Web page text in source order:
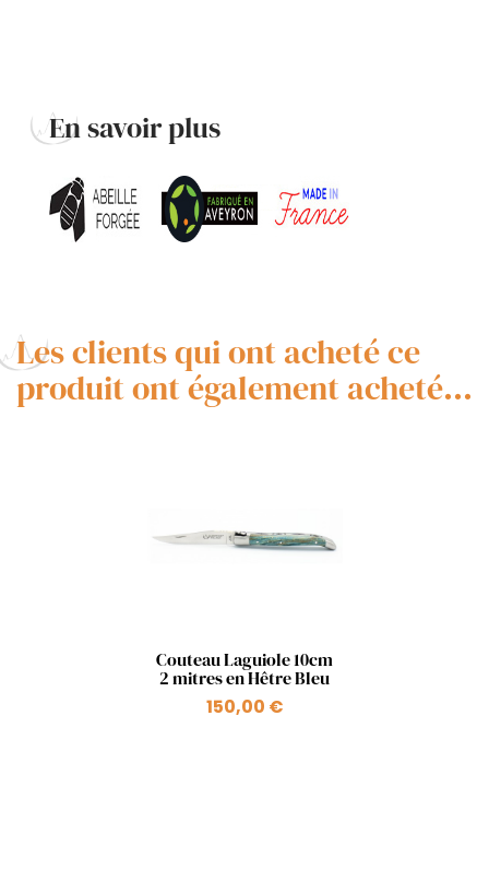
En savoir plus
Les clients qui ont acheté ce
produit ont également acheté...
Aperçu rapide
Couteau Laguiole 10cm
2 mitres en Hêtre Bleu
150,00 €